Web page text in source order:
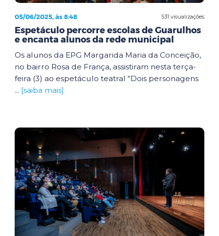
531 visualizações
05/06/2025, às 8:48
Espetáculo percorre escolas de Guarulhos
e encanta alunos da rede municipal
Os alunos da EPG Margarida Maria da Conceição,
no bairro Rosa de França, assistiram nesta terça-
feira (3) ao espetáculo teatral "Dois personagens
... [saiba mais]